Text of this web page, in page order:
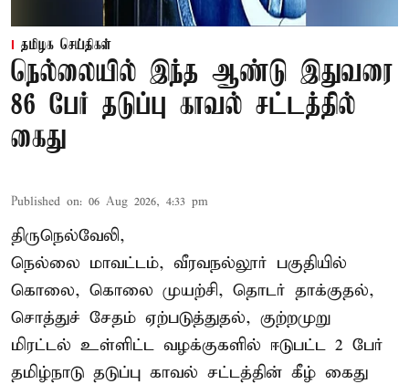
தமிழக செய்திகள்
நெல்லையில் இந்த ஆண்டு இதுவரை
86 பேர் தடுப்பு காவல் சட்டத்தில்
கைது
Published on: 06 Aug 2026, 4:33 pm
திருநெல்வேலி,
நெல்லை மாவட்டம், வீரவநல்லூர் பகுதியில்
கொலை, கொலை முயற்சி, தொடர் தாக்குதல்,
சொத்துச் சேதம் ஏற்படுத்துதல், குற்றமுறு
மிரட்டல் உள்ளிட்ட வழக்குகளில் ஈடுபட்ட 2 பேர்
தமிழ்நாடு தடுப்பு காவல் சட்டத்தின் கீழ் கைது